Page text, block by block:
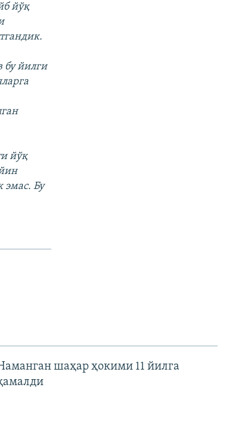
йўқ
бу йилги
йўқ
эмас. Бу
шаҳар ҳокими 11 йилга